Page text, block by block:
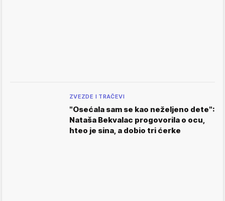
ZVEZDE I TRAČEVI
"Osećala sam se kao neželjeno dete":
Nataša Bekvalac progovorila o ocu,
hteo je sina, a dobio tri ćerke